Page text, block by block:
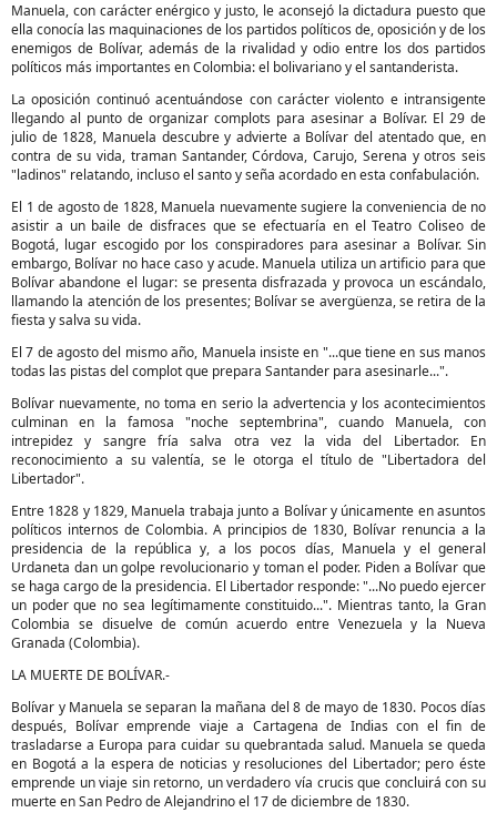
Manuela, con carácter enérgico y justo, le aconsejó la dictadura puesto que
ella conocía las maquinaciones de los partidos políticos de, oposición y de los
enemigos de Bolívar, además de la rivalidad y odio entre los dos partidos
políticos más importantes en Colombia: el bolivariano y el santanderista.
La oposición continuó acentuándose con carácter violento e intransigente
llegando al punto de organizar complots para asesinar a Bolívar. El 29 de
julio de 1828, Manuela descubre y advierte a Bolívar del atentado que, en
contra de su vida, traman Santander, Córdova, Carujo, Serena y otros seis
"ladinos" relatando, incluso el santo y seña acordado en esta confabulación.
El 1 de agosto de 1828, Manuela nuevamente sugiere la conveniencia de no
asistir a un baile de disfraces que se efectuaría en el Teatro Coliseo de
Bogotá, lugar escogido por los conspiradores para asesinar a Bolívar. Sin
embargo, Bolívar no hace caso y acude. Manuela utiliza un artificio para que
Bolívar abandone el lugar: se presenta disfrazada y provoca un escándalo,
llamando la atención de los presentes; Bolívar se avergüenza, se retira de la
fiesta y salva su vida.
El 7 de agosto del mismo año, Manuela insiste en "...que tiene en sus manos
todas las pistas del complot que prepara Santander para asesinarle...".
Bolívar nuevamente, no toma en serio la advertencia y los acontecimientos
culminan en la famosa "noche septembrina", cuando Manuela, con
intrepidez y sangre fría salva otra vez la vida del Libertador. En
reconocimiento a su valentía, se le otorga el título de "Libertadora del
Libertador".
Entre 1828 y 1829, Manuela trabaja junto a Bolívar y únicamente en asuntos
políticos internos de Colombia. A principios de 1830, Bolívar renuncia a la
presidencia de la república y, a los pocos días, Manuela y el general
Urdaneta dan un golpe revolucionario y toman el poder. Piden a Bolívar que
se haga cargo de la presidencia. El Libertador responde: "...No puedo ejercer
un poder que no sea legítimamente constituido...". Mientras tanto, la Gran
Colombia se disuelve de común acuerdo entre Venezuela y la Nueva
Granada (Colombia).
LA MUERTE DE BOLÍVAR.-
Bolívar y Manuela se separan la mañana del 8 de mayo de 1830. Pocos días
después, Bolívar emprende viaje a Cartagena de Indias con el fin de
trasladarse a Europa para cuidar su quebrantada salud. Manuela se queda
en Bogotá a la espera de noticias y resoluciones del Libertador; pero éste
emprende un viaje sin retorno, un verdadero vía crucis que concluirá con su
muerte en San Pedro de Alejandrino el 17 de diciembre de 1830.